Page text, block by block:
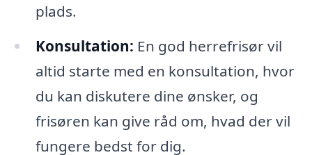
plads.
Konsultation: En god herrefrisør vil
altid starte med en konsultation, hvor
du kan diskutere dine ønsker, og
frisøren kan give råd om, hvad der vil
fungere bedst for dig.